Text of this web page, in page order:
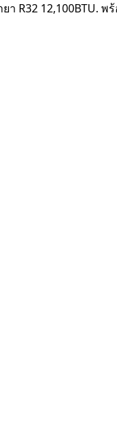
ยา R32 12,100BTU.